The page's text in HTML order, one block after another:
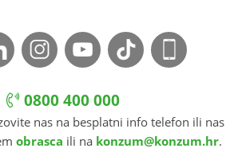
0800 400 000
nas na besplatni info telefon ili nas
obrasca ili na konzum@konzum.hr.